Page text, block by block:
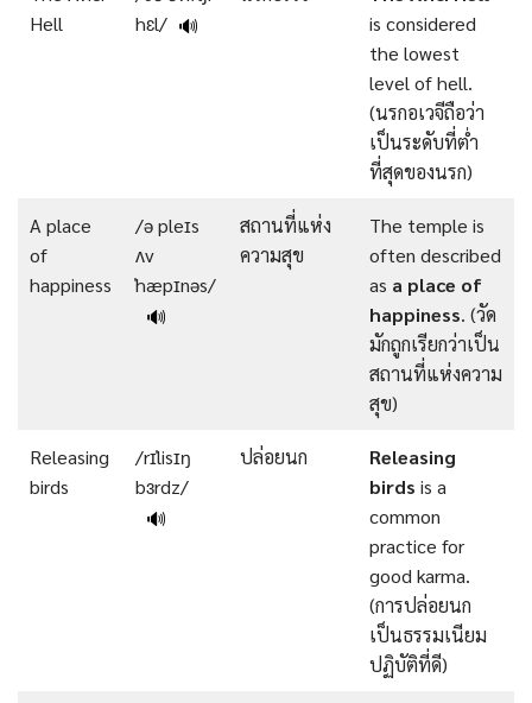
Hell
hɛl/ 🔊
is considered
the lowest
level of hell.
(นรกอเวจีถือว่า
เป็นระดับที่ต่ำ
ที่สุดของนรก)
A place
of
happiness
/ə pleɪs
ʌv
ˈhæpɪnəs/
🔊
สถานที่แห่ง
ความสุข
The temple is
often described
as a place of
happiness. (วัด
มักถูกเรียกว่าเป็น
สถานที่แห่งความ
สุข)
Releasing
birds
/rɪˈlisɪŋ
bɜrdz/
🔊
ปล่อยนก
Releasing
birds is a
common
practice for
good karma.
(การปล่อยนก
เป็นธรรมเนียม
ปฏิบัติที่ดี)